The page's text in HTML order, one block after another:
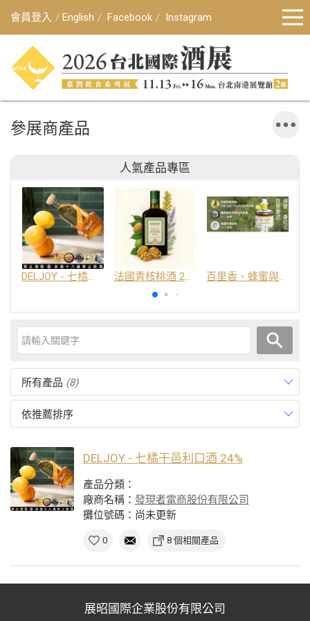
會員登入 English Facebook Instagram
參展商產品
人氣產品專區
DELJOY - 七橘干邑利口酒 24% 法國青核桃酒 25% 百里香、蜂蜜與番紅花酒
所有產品 (8)
依推薦排序
DELJOY - 七橘干邑利口酒 24%
產品分類：
廠商名稱： 發現者電商股份有限公司
攤位號碼：尚未更新
0 8 個相關產品
展昭國際企業股份有限公司